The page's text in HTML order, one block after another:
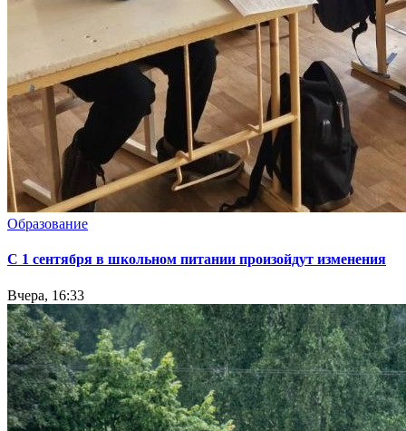
Образование
С 1 сентября в школьном питании произойдут изменения
Вчера, 16:33